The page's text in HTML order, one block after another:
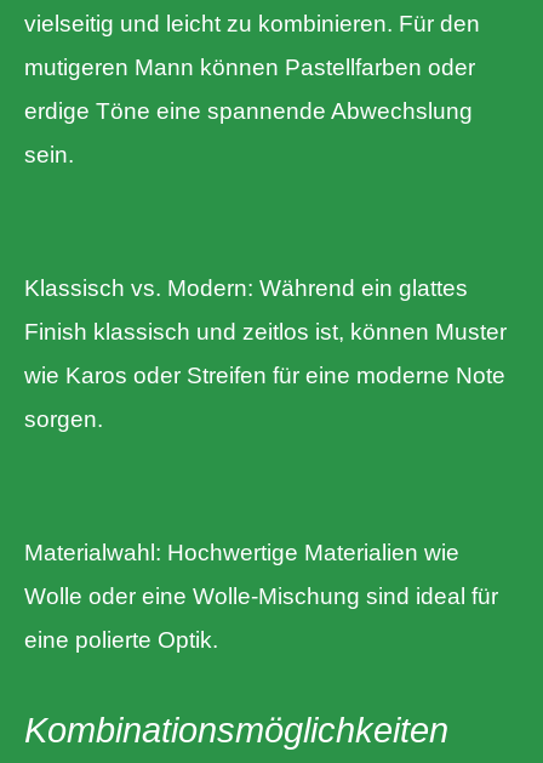
vielseitig und leicht zu kombinieren. Für den
mutigeren Mann können Pastellfarben oder
erdige Töne eine spannende Abwechslung
sein.
Klassisch vs. Modern: Während ein glattes
Finish klassisch und zeitlos ist, können Muster
wie Karos oder Streifen für eine moderne Note
sorgen.
Materialwahl: Hochwertige Materialien wie
Wolle oder eine Wolle-Mischung sind ideal für
eine polierte Optik.
Kombinationsmöglichkeiten